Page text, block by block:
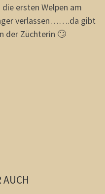
ersten Welpen am
verlassen…….da gibt
der Züchterin 🙄
AUCH